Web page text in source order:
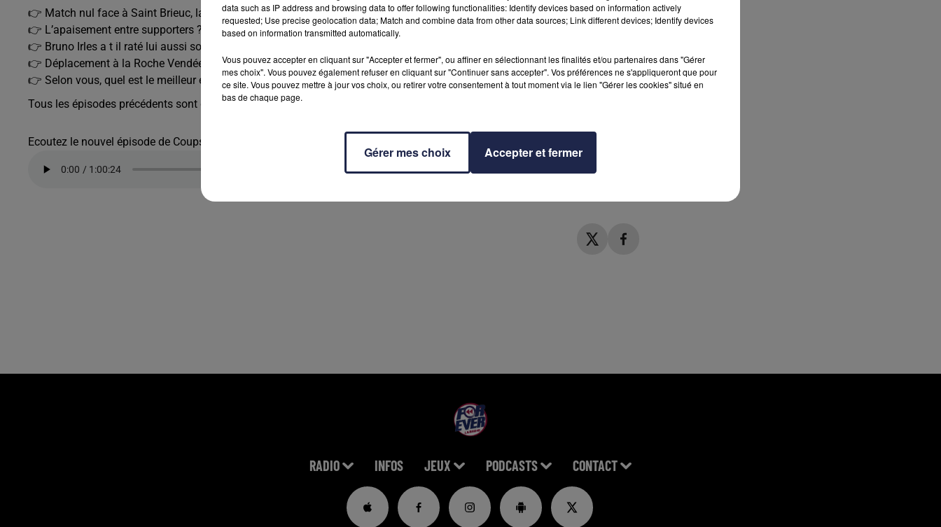
👉 Match nul face à Saint Brieuc, la déception. L’Etat d’esprit en question ?
👉 L’apaisement entre supporters ?
👉 Bruno Irles a t il raté lui aussi son match ?
👉 Déplacement à la Roche Vendée, loin d’être une partie plaisir avec un écran noir !
👉 Selon vous, quel est le meilleur entraineur de l’histoire du club ?
Tous les épisodes précédents sont disponiblesiciainsi que sur les plateformes d'écoute en ligne.
Ecoutez le nouvel épisode de Coups Francs :
RADIO INFOS JEUX PODCASTS CONTACT
data such as IP address and browsing data to offer following functionalities: Identify devices based on information actively
requested; Use precise geolocation data; Match and combine data from other data sources; Link different devices; Identify devices
based on information transmitted automatically.
Vous pouvez accepter en cliquant sur "Accepter et fermer", ou affiner en sélectionnant les finalités et/ou partenaires dans "Gérer
mes choix". Vous pouvez également refuser en cliquant sur "Continuer sans accepter". Vos préférences ne s'appliqueront que pour
ce site. Vous pouvez mettre à jour vos choix, ou retirer votre consentement à tout moment via le lien "Gérer les cookies" situé en
bas de chaque page.
Gérer mes choix Accepter et fermer